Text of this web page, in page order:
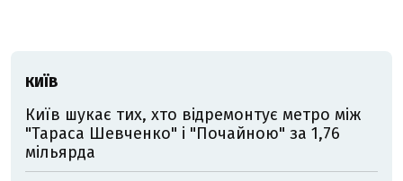
КИЇВ
Київ шукає тих, хто відремонтує метро між
"Тараса Шевченко" і "Почайною" за 1,76
мільярда